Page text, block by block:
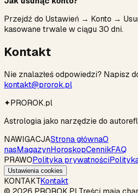
Przejdź do Ustawień → Konto →
kasowane trwale w ciągu 30 dni.
Kontakt
Nie znalazłeś odpowiedzi? Napisz
kontakt@prorok.pl
✦PROROK.pl
Astrologia jako narzędziedo
NAWIGACJAStrona głównaO
nasMagazynHoroskopCennikFAQ
PRAWOPolityka prywatności
Ustawienia cookies
KONTAKTKontakt